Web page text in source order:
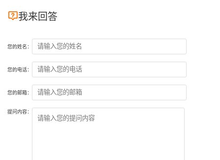
我来回答
您的姓名：
您的电话：
您的邮箱：
提问内容：